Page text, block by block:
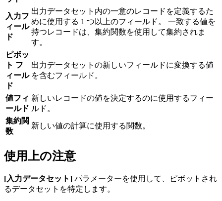
入力フ
ィール
ド
出力データセット内の一意のレコードを定義するた
めに使用する 1 つ以上のフィールド。 一致する値を
持つレコードは、集約関数を使用して集約されま
す。
ピボッ
ト フ
ィール
ド
出力データセットの新しいフィールドに変換する値
を含むフィールド。
値フィ
ールド
新しいレコードの値を決定するのに使用するフィー
ルド。
集約関
数
新しい値の計算に使用する関数。
使用上の注意
[入力データセット] パラメーターを使用して、ピボットされ
るデータセットを特定します。